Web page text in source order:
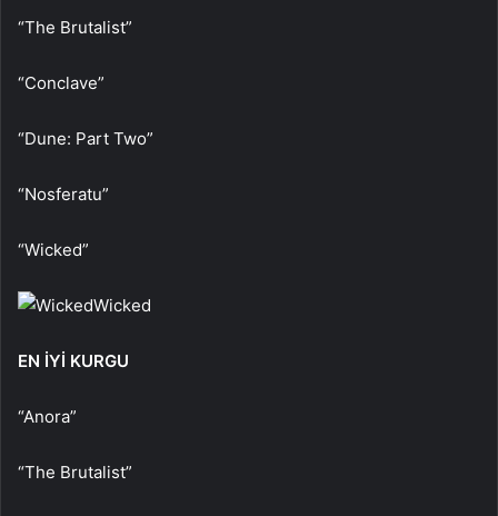
“The Brutalist”
“Conclave”
“Dune: Part Two”
“Nosferatu”
“Wicked”
Wicked
EN İYİ KURGU
“Anora”
“The Brutalist”